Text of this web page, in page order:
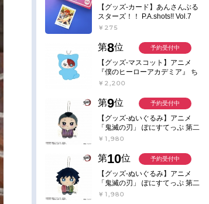
【グッズ-カード】あんさんぶる
スターズ！！ P.A.shots!! Vol.7
Action
￥275
第8位
【グッズ-マスコット】アニメ
『僕のヒーローアカデミア』 ち
みけもますこっと 7.轟凍焦
￥2,200
予約受付中
第9位
【グッズ-ぬいぐるみ】アニメ
「鬼滅の刃」 ぽにすてっぷ 第二
弾 不死川 玄弥
￥1,980
予約受付中
第10位
【グッズ-ぬいぐるみ】アニメ
「鬼滅の刃」 ぽにすてっぷ 第二
弾 冨岡 義勇
￥1,980
予約受付中